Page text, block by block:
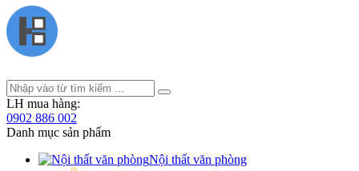
LH mua hàng:
0902 886 002
Danh mục sản phẩm
Nội thất văn phòng